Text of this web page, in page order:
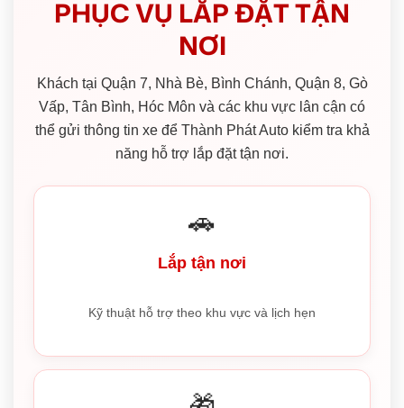
PHỤC VỤ LẮP ĐẶT TẬN
NƠI
Khách tại Quận 7, Nhà Bè, Bình Chánh, Quận 8, Gò
Vấp, Tân Bình, Hóc Môn và các khu vực lân cận có
thể gửi thông tin xe để Thành Phát Auto kiểm tra khả
năng hỗ trợ lắp đặt tận nơi.
🚗
Lắp tận nơi
Kỹ thuật hỗ trợ theo khu vực và lịch hẹn